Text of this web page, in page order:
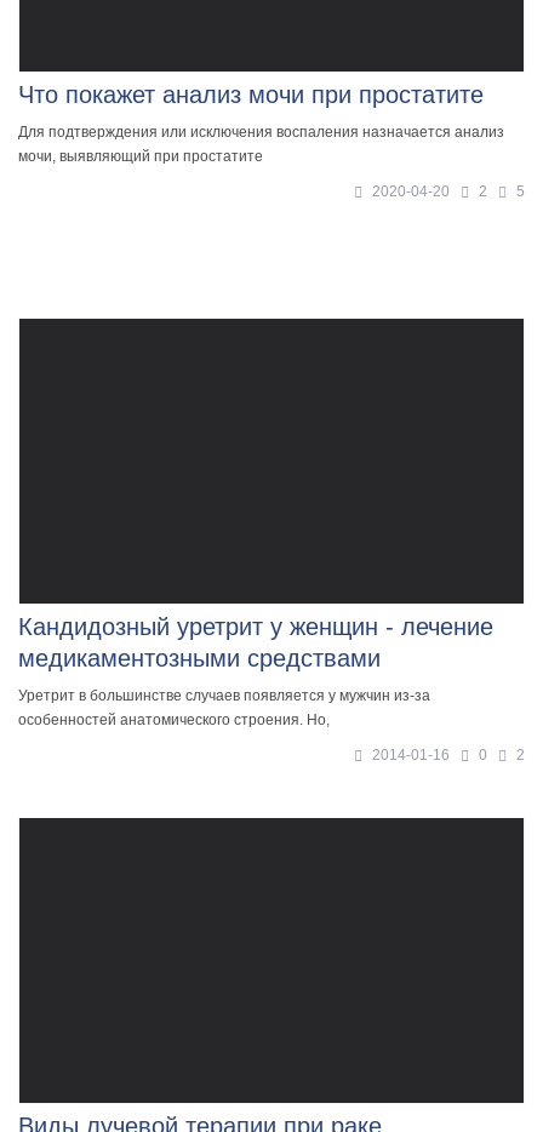
Что покажет анализ мочи при простатите
Для подтверждения или исключения воспаления назначается анализ
мочи, выявляющий при простатите
2020-04-20 2 5
Кандидозный уретрит у женщин - лечение
медикаментозными средствами
Уретрит в большинстве случаев появляется у мужчин из-за
особенностей анатомического строения. Но,
2014-01-16 0 2
Виды лучевой терапии при раке